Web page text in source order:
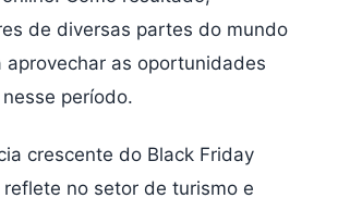
de diversas partes do mundo
aprovechar as oportunidades
período.
crescente do Black Friday
no setor de turismo e